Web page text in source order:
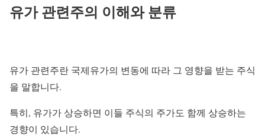
유가 관련주의 이해와 분류
유가 관련주란 국제유가의 변동에 따라 그 영향을 받는 주식
을 말합니다.
특히, 유가가 상승하면 이들 주식의 주가도 함께 상승하는
경향이 있습니다.